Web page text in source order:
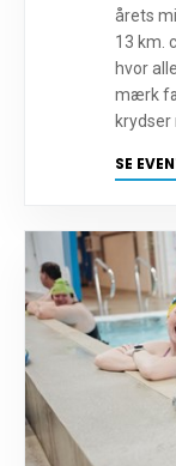
årets
13 km.
hvor
mærk
krydser
SE